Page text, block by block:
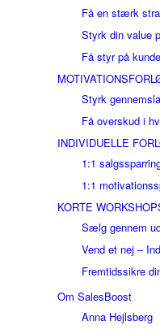
Få en stærk
Styrk din value
Få styr på
Styrk
Få overskud i
INDIVIDUELLE
1:1
1:1
KORTE
Sælg gennem
Vend et nej –
Fremtidssikre
Om SalesBoost
Anna Hejlsberg